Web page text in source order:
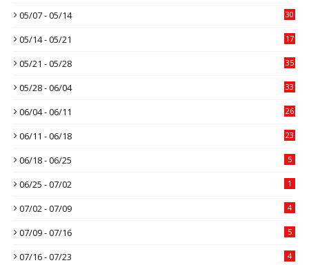
05/07 - 05/14 30
05/14 - 05/21 17
05/21 - 05/28 35
05/28 - 06/04 33
06/04 - 06/11 26
06/11 - 06/18 23
06/18 - 06/25 5
06/25 - 07/02 1
07/02 - 07/09 4
07/09 - 07/16 5
07/16 - 07/23 4